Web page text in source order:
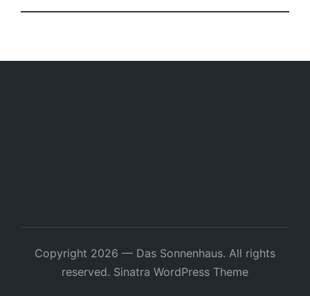
Copyright 2026 — Das Sonnenhaus. All rights
reserved. Sinatra WordPress Theme